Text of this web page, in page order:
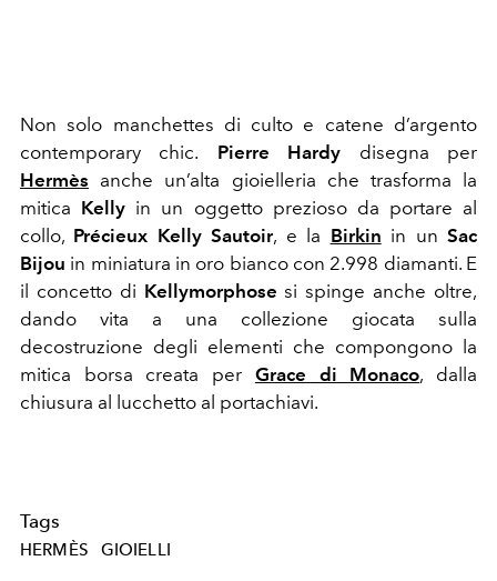
Non solo manchettes di culto e catene d’argento
contemporary chic. Pierre Hardy disegna per
Hermès anche un’alta gioielleria che trasforma la
mitica Kelly in un oggetto prezioso da portare al
collo, Précieux Kelly Sautoir, e la Birkin in unSac
Bijou in miniatura in oro bianco con 2.998 diamanti. E
il concetto di Kellymorphose si spinge anche oltre,
dando vita a una collezione giocata sulla
decostruzione degli elementi che compongono la
mitica borsa creata per Grace di Monaco, dalla
chiusura al lucchetto al portachiavi.
Tags
HERMÈS GIOIELLI